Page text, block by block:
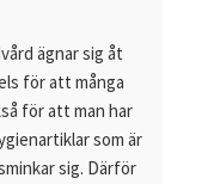
ägnar sig åt
för att många
för att man har
som är
sig. Därför